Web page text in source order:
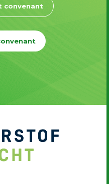
convenant